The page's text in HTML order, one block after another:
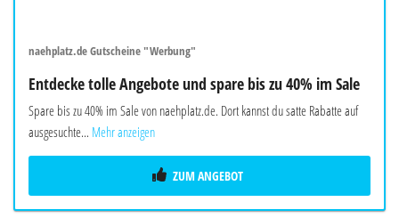
naehplatz.de Gutscheine "Werbung"
Entdecke tolle Angebote und spare bis zu 40% im Sale
Spare bis zu 40% im Sale von naehplatz.de. Dort kannst du satte Rabatte auf
ausgesuchte... Mehr anzeigen
ZUM ANGEBOT